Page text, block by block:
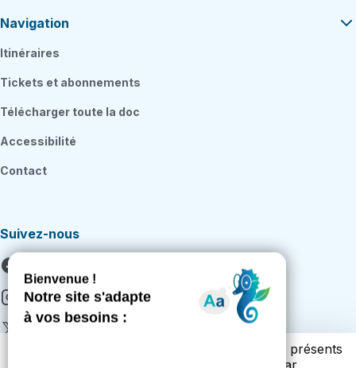
Navigation
Itinéraires
Tickets et abonnements
Télécharger toute la doc
Accessibilité
Contact
Suivez-nous
Instagram
Vous trouverez ci-dessous la liste des cookies présents
sur notre site. Cette liste vous est présentée par